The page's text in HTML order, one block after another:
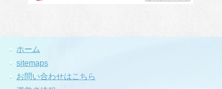
ホーム
sitemaps
お問い合わせはこちら